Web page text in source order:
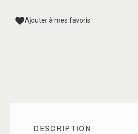
Ajouter à mes favoris
DESCRIPTION